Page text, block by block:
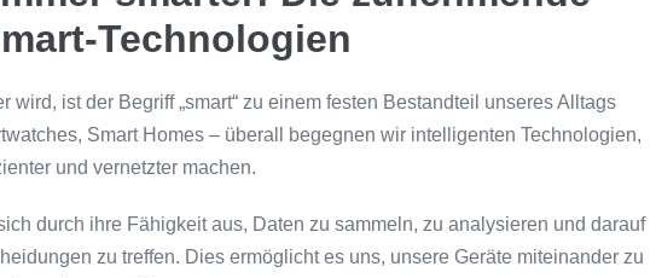
Technologien
wird, ist der Begriff „smart“ zu einem festen Bestandteil unseres Alltags
Smart Homes – überall begegnen wir intelligenten Technologien,
und vernetzter machen.
durch ihre Fähigkeit aus, Daten zu sammeln, zu analysieren und darauf
zu treffen. Dies ermöglicht es uns, unsere Geräte miteinander zu